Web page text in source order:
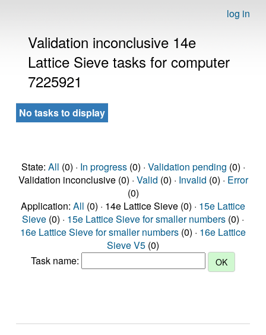
log in
Validation inconclusive 14e
Lattice Sieve tasks for computer
7225921
No tasks to display
State: All (0) · In progress(0) · Validation pending (0) ·
Validation inconclusive (0) · Valid (0) · Invalid (0) · Error
(0)
Application: All (0) · 14e Lattice Sieve (0) · 15e Lattice
Sieve (0) · 15e Lattice Sieve for smaller numbers (0) ·
16e Lattice Sieve for smaller numbers (0) · 16e Lattice
Sieve V5 (0)
Task name: